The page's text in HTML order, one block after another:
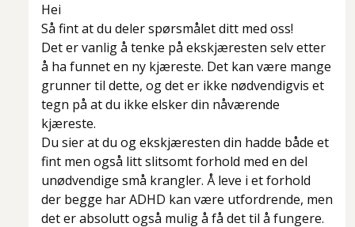
Hei
Så fint at du deler spørsmålet ditt med oss!
Det er vanlig å tenke på ekskjæresten selv etter
å ha funnet en ny kjæreste. Det kan være mange
grunner til dette, og det er ikke nødvendigvis et
tegn på at du ikke elsker din nåværende
kjæreste.
Du sier at du og ekskjæresten din hadde både et
fint men også litt slitsomt forhold med en del
unødvendige små krangler. Å leve i et forhold
der begge har ADHD kan være utfordrende, men
det er absolutt også mulig å få det til å fungere.